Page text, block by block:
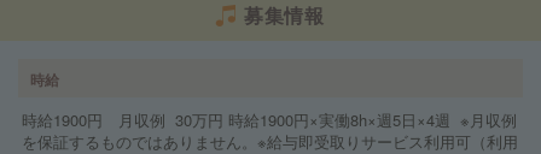
募集情報
時給
時給1900円 月収例 30万円 時給1900円×実働8h×週5日×4週 ※月収例
を保証するものではありません。※給与即受取りサービス利用可（利用